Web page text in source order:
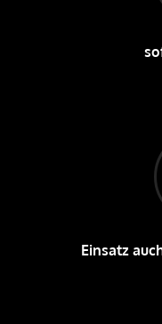
Einsatz